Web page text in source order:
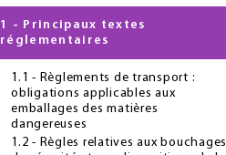
1 - Principaux textes
réglementaires
1.1 - Règlements de transport :
obligations applicables aux
emballages des matières
dangereuses
1.2 - Règles relatives aux bouchages